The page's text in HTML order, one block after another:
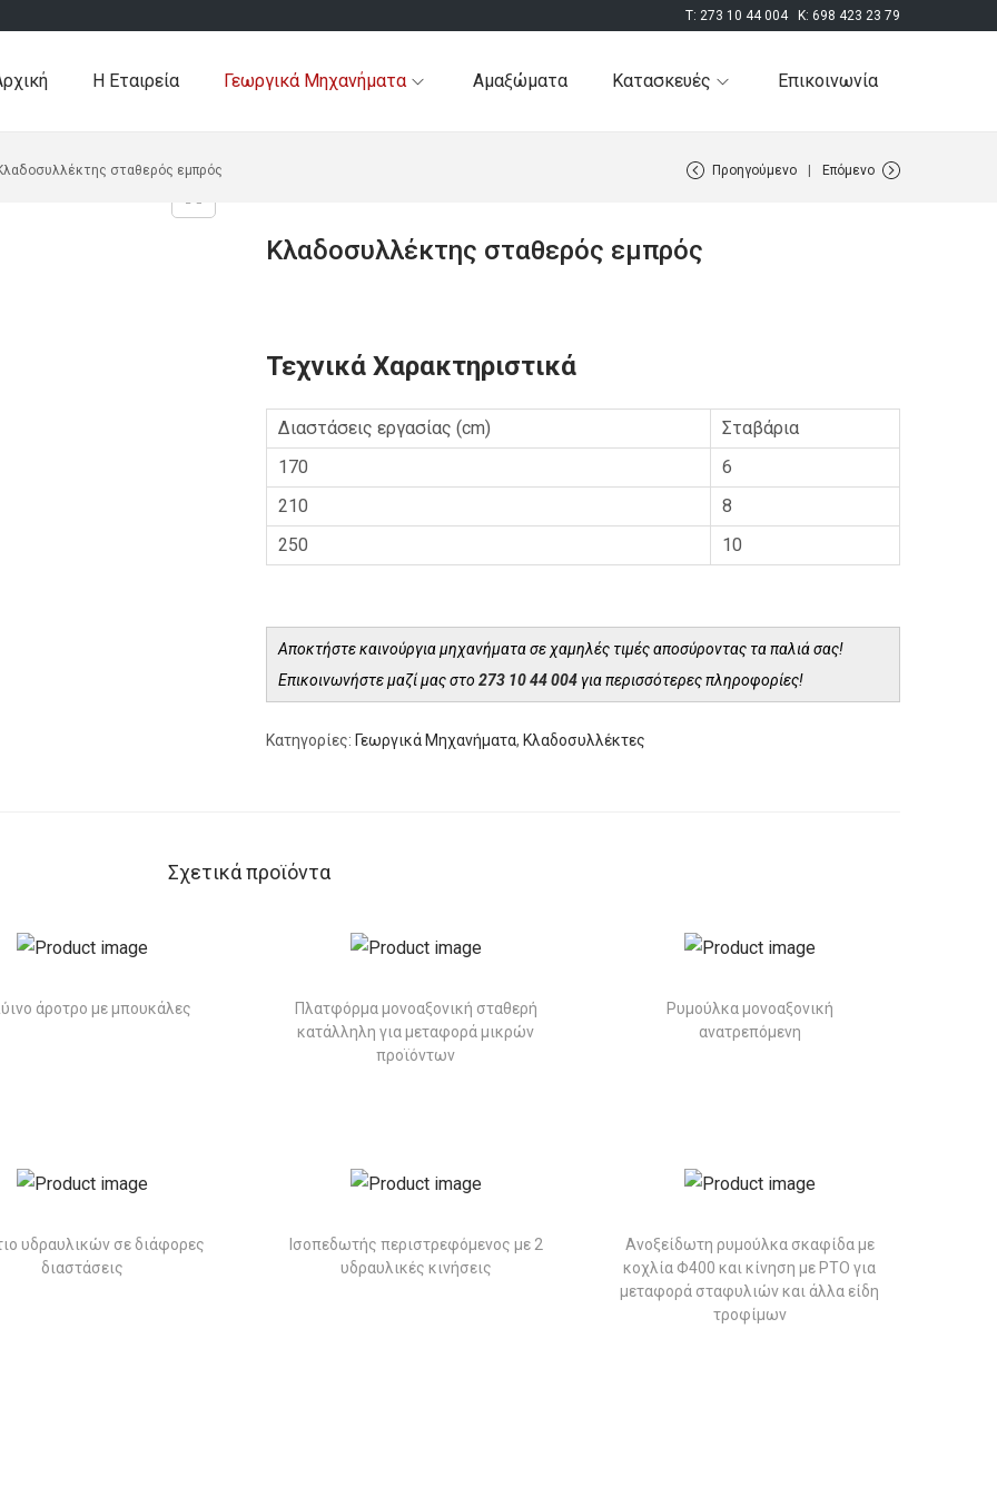
T:273 10 44 004K:698 423 23 79
Η Εταιρεία Γεωργικά Μηχανήματα Αμαξώματα Κατασκευές Επικοινωνία
σταθερός εμπρός Προηγούμενο Επόμενο
Κλαδοσυλλέκτης σταθερός εμπρός
Τεχνικά Χαρακτηριστικά
Διαστάσεις εργασίας (cm)
Σταβάρια
170
6
210
8
250
10
Αποκτήστε καινούργια μηχανήματα σε χαμηλές τιμές αποσύροντας τα παλιά σας!
Επικοινωνήστε μαζί μας στο 273 10 44 004 για περισσότερες πληροφορίες!
Κατηγορίες: Γεωργικά Μηχανήματα, Κλαδοσυλλέκτες
Σχετικά προϊόντα
άροτρο με μπουκάλες
Πλατφόρμα μονοαξονική σταθερή
κατάλληλη για μεταφορά μικρών
προϊόντων
Ρυμούλκα μονοαξονική
ανατρεπόμενη
υδραυλικών σε διάφορες
διαστάσεις
Ισοπεδωτής περιστρεφόμενος με 2
υδραυλικές κινήσεις
Ανοξείδωτη ρυμούλκα σκαφίδα με
κοχλία Φ400 και κίνηση με PTO για
μεταφορά σταφυλιών και άλλα είδη
τροφίμων